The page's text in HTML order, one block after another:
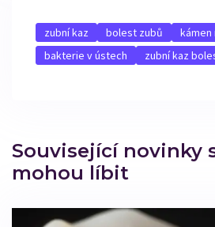
zubní kaz bolest zubů
kámen
bakterie v ústech
zubní kaz
Související novinky
mohou líbit